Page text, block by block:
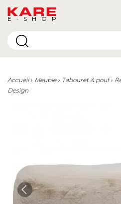
E-SHOP
Accueil Meuble Tabouret & pouf
Design